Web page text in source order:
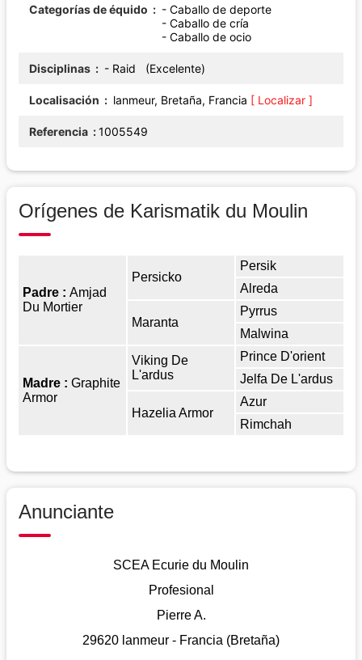
Categorías de équido
- Caballo de deporte
- Caballo de cría
- Caballo de ocio
Disciplinas - Raid (Excelente)
Localisación lanmeur, Bretaña, Francia [ Localizar ]
Referencia 1005549
Orígenes de Karismatik du Moulin
Padre : Amjad
Du Mortier
Persicko
Persik
Alreda
Maranta
Pyrrus
Malwina
Madre : Graphite
Armor
Viking De
L'ardus
Prince D'orient
Jelfa De L'ardus
Hazelia Armor
Azur
Rimchah
Anunciante
SCEA Ecurie du Moulin
Profesional
Pierre A.
29620 lanmeur - Francia (Bretaña)